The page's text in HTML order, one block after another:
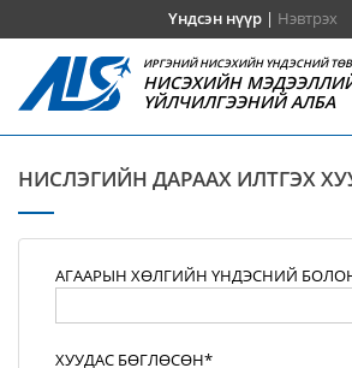
Үндсэн нүүр| Нэвтрэх
ИРГЭНИЙ НИСЭХИЙН ҮНДЭСНИЙ
НИСЭХИЙН
ҮЙЛЧИЛГЭЭНИЙ АЛБА
НИСЛЭГИЙН ДАРААХ ИЛТГЭХ
АГААРЫН ХӨЛГИЙН ҮНДЭСНИЙ
ХУУДАС БӨГЛӨСӨН*